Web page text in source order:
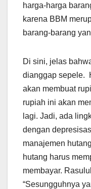
harga-harga
karena BBM
barang-barang
Di sini, jelas
dianggap sepele.
akan membuat
rupiah ini akan
lagi. Jadi, ada
dengan
manajemen
hutang harus
membayar.
“Sesungguhnya